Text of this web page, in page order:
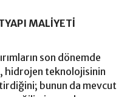
MALİYETİ
son dönemde
hidrojen teknolojisinin
bunun da mevcut